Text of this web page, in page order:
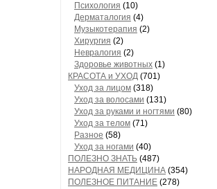
Психология (10)
Дерматалогия (4)
Музыкотерапия (2)
Хирургия (2)
Невралогия (2)
Здоровье животных (1)
КРАСОТА и УХОД (701)
Уход за лицом (318)
Уход за волосами (131)
Уход за руками и ногтями (80)
Уход за телом (71)
Разное (58)
Уход за ногами (40)
ПОЛЕЗНО ЗНАТЬ (487)
НАРОДНАЯ МЕДИЦИНА (354)
ПОЛЕЗНОЕ ПИТАНИЕ (278)